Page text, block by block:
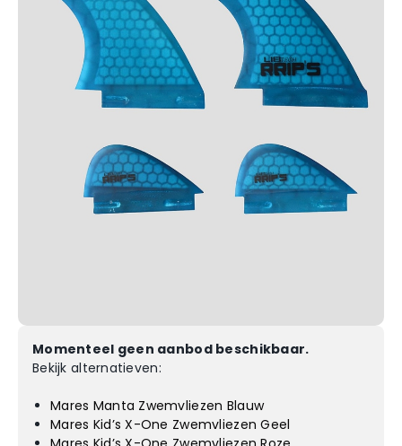
Momenteel geen aanbod beschikbaar.
Bekijk alternatieven:
Mares Manta Zwemvliezen Blauw
Mares Kid’s X-One Zwemvliezen Geel